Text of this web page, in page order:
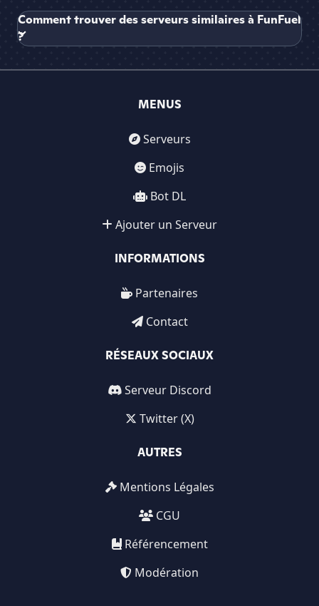
Comment trouver des serveurs similaires à FunFuel
?
MENUS
Serveurs
Emojis
Bot DL
Ajouter un Serveur
INFORMATIONS
Partenaires
Contact
RÉSEAUX SOCIAUX
Serveur Discord
Twitter (X)
AUTRES
Mentions Légales
CGU
Référencement
Modération